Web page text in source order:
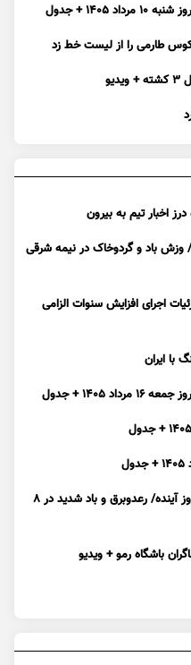
+ جدول
طارمی را از لیست خط زد
اخبار تیم به بیرون
طی ۵ روز آینده/ وزش باد و گردوخاک در نیمه شرقی
اجرای افزایش سنوات الزامی
با ایران
۱۴۰۵ + جدول
پیش بینی هواشناسی کشور طی پنج روز آینده/ رعدوبرق و باد شدید در ۸
باشگاه رمو + ویدیو